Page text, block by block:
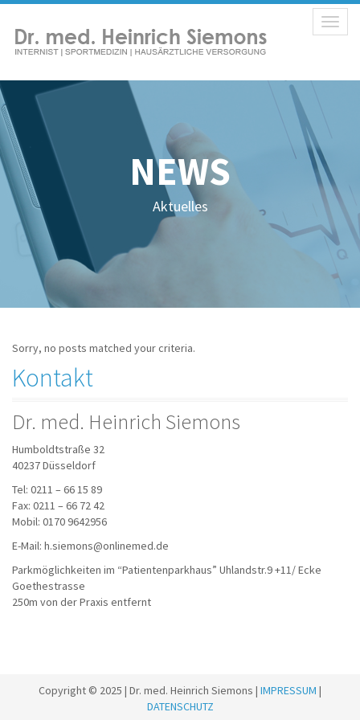
NEWS
Aktuelles
Sorry, no posts matched your criteria.
Kontakt
Dr. med. Heinrich Siemons
Humboldtstraße 32
40237 Düsseldorf
Tel: 0211 – 66 15 89
Fax: 0211 – 66 72 42
Mobil: 0170 9642956
E-Mail: h.siemons@onlinemed.de
Parkmöglichkeiten im “Patientenparkhaus” Uhlandstr.9 +11/ Ecke
Goethestrasse
250m von der Praxis entfernt
Copyright © 2025 | Dr. med. Heinrich Siemons | IMPRESSUM |
DATENSCHUTZ